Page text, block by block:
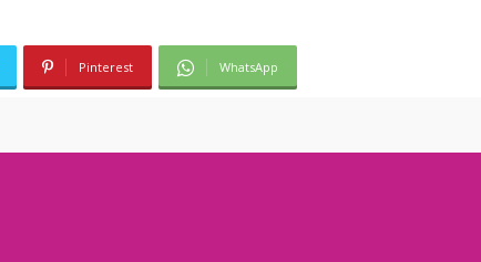
Pinterest WhatsApp